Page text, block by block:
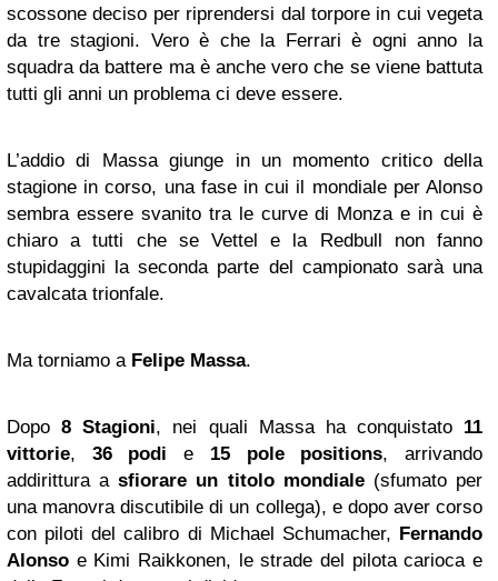
scossone deciso per riprendersi dal torpore in cui vegeta
da tre stagioni. Vero è che la Ferrari è ogni anno la
squadra da battere ma è anche vero che se viene battuta
tutti gli anni un problema ci deve essere.
L’addio di Massa giunge in un momento critico della
stagione in corso, una fase in cui il mondiale per Alonso
sembra essere svanito tra le curve di Monza e in cui è
chiaro a tutti che se Vettel e la Redbull non fanno
stupidaggini la seconda parte del campionato sarà una
cavalcata trionfale.
Ma torniamo a Felipe Massa.
Dopo8 Stagioni, nei quali Massa ha conquistato 11
vittorie, 36 podi e 15 pole positions, arrivando
addirittura asfiorare un titolo mondiale(sfumato per
una manovra discutibile di un collega), e dopo aver corso
con piloti del calibro di Michael Schumacher, Fernando
Alonso e Kimi Raikkonen, le strade del pilota carioca e